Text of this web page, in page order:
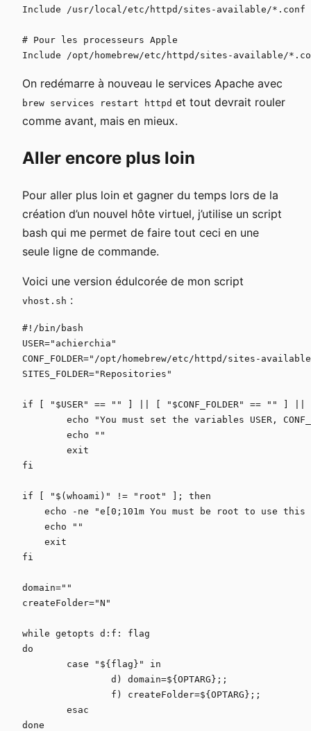
Include /usr/local/etc/httpd/sites-available/*.conf
# Pour les processeurs Apple
On redémarre à nouveau le services Apache avec
brew services restart httpd et tout devrait rouler
comme avant, mais en mieux.
Aller encore plus loin
Pour aller plus loin et gagner du temps lors de la
création d’un nouvel hôte virtuel, j’utilise un script
bash qui me permet de faire tout ceci en une
seule ligne de commande.
Voici une version édulcorée de mon script
vhost.sh :
#!/bin/bash
USER="achierchia"
CONF_FOLDER="/opt/homebrew/etc/httpd/sites-
SITES_FOLDER="Repositories"
if [ "$USER" == "" ] || [ "$CONF_FOLDER" == "" ] ||
fi
if [ "$(whoami)" != "root" ]; then
echo -ne "e[0;101m You must be root to use this
    echo ""
    exit
fi
domain=""
createFolder="N"
while getopts d:f: flag
do
done